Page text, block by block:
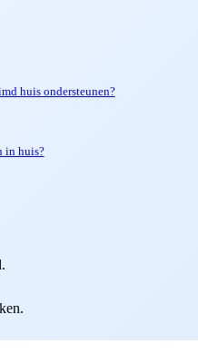
huis ondersteunen?
in huis?